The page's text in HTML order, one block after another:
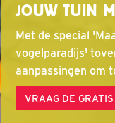
JOUW TUIN
Met de special
vogelparadijs'
aanpassingen om
VRAAG DE